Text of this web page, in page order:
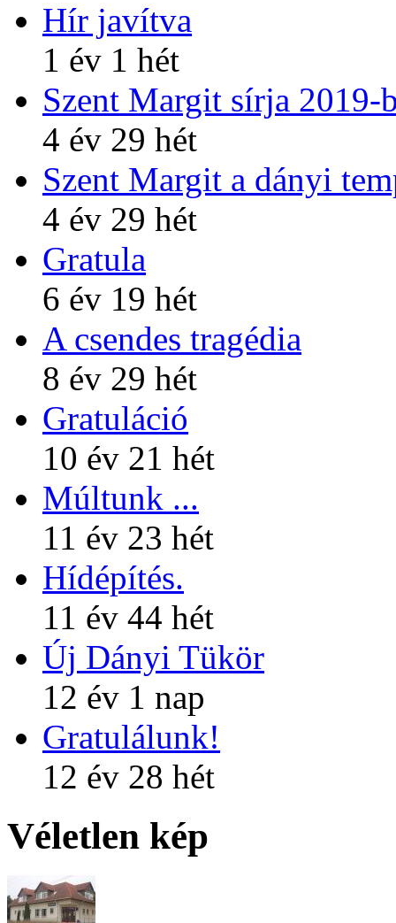
Hír javítva
1 év 1 hét
Szent Margit sírja 2019-
4 év 29 hét
Szent Margit a dányi
4 év 29 hét
Gratula
6 év 19 hét
A csendes tragédia
8 év 29 hét
Gratuláció
10 év 21 hét
Múltunk ...
11 év 23 hét
Hídépítés.
11 év 44 hét
Új Dányi Tükör
12 év 1 nap
Gratulálunk!
12 év 28 hét
Véletlen kép